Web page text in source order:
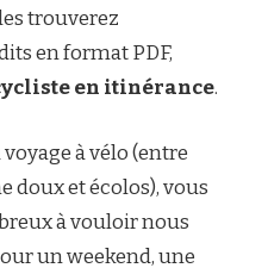
trouverez
en format PDF,
en itinérance.
à vélo (entre
doux et écolos), vous
à vouloir nous
un weekend, une